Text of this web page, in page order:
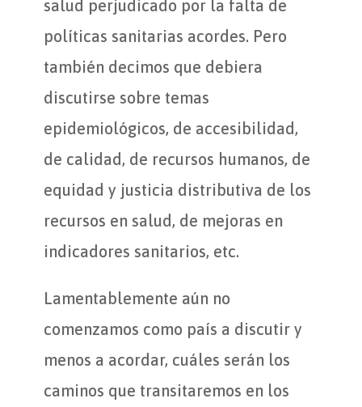
salud perjudicado por la falta de
políticas sanitarias acordes. Pero
también decimos que debiera
discutirse sobre temas
epidemiológicos, de accesibilidad,
de calidad, de recursos humanos, de
equidad y justicia distributiva de los
recursos en salud, de mejoras en
indicadores sanitarios, etc.
Lamentablemente aún no
comenzamos como país a discutir y
menos a acordar, cuáles serán los
caminos que transitaremos en los